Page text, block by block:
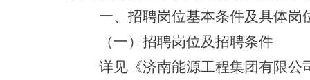
一、招聘岗位基本条件及具体岗
（一）招聘岗位及招聘条件
详见《济南能源工程集团有限公